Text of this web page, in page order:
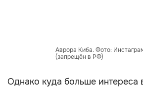
Аврора Киба. Фото:
(запрещён в РФ)
Однако куда больше интереса